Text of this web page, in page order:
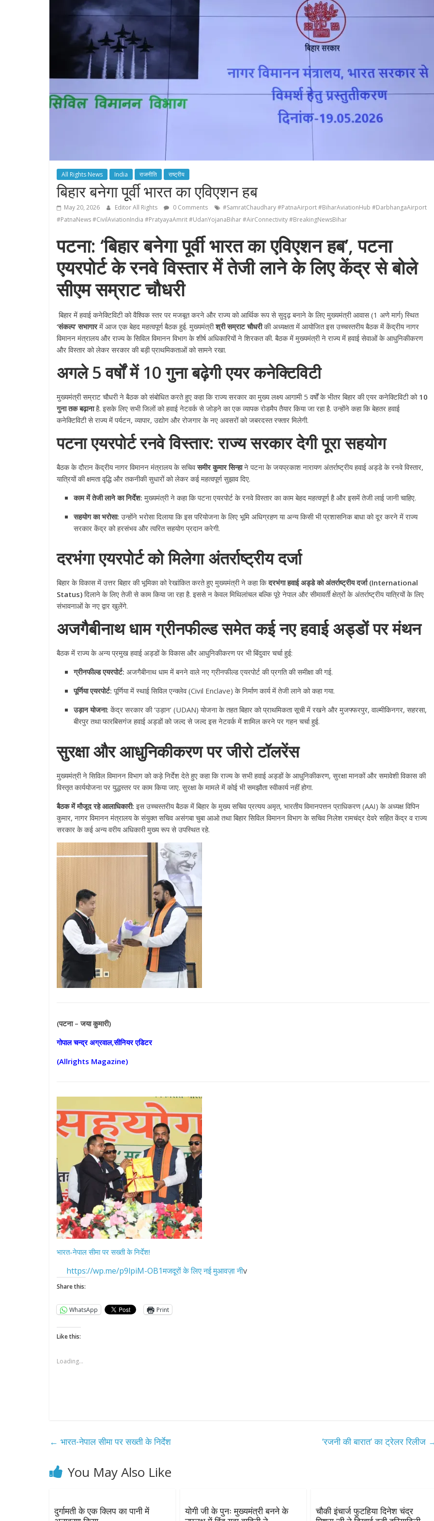
All Rights News India राजनीति राष्ट्रीय
बिहार बनेगा पूर्वी भारत का एविएशन हब
May 20, 2026 Editor All Rights 0 Comments
#SamratChaudhary #PatnaAirport #BiharAviationHub #DarbhangaAirport
#PatnaNews #CivilAviationIndia #PratyayaAmrit #UdanYojanaBihar #AirConnectivity #BreakingNewsBihar
पटना: ‘बिहार बनेगा पूर्वी भारत का एविएशन हब’, पटना
एयरपोर्ट के रनवे विस्तार में तेजी लाने के लिए केंद्र से बोले
सीएम सम्राट चौधरी
बिहार में हवाई कनेक्टिविटी को वैश्विक स्तर पर मजबूत करने और राज्य को आर्थिक रूप से सुदृढ़ बनाने के लिए मुख्यमंत्री आवास (1 अणे मार्ग) स्थित
‘संकल्प’ सभागारमें आज एक बेहद महत्वपूर्ण बैठक हुई. मुख्यमंत्रीश्री सम्राट चौधरीकी अध्यक्षता में आयोजित इस उच्चस्तरीय बैठक में केंद्रीय नागर
विमानन मंत्रालय और राज्य के सिविल विमानन विभाग के शीर्ष अधिकारियों ने शिरकत की. बैठक में मुख्यमंत्री ने राज्य में हवाई सेवाओं के आधुनिकीकरण
और विस्तार को लेकर सरकार की बड़ी प्राथमिकताओं को सामने रखा.
अगले 5 वर्षों में 10 गुना बढ़ेगी एयर कनेक्टिविटी
मुख्यमंत्री सम्राट चौधरी ने बैठक को संबोधित करते हुए कहा कि राज्य सरकार का मुख्य लक्ष्य आगामी 5 वर्षों के भीतर बिहार की एयर कनेक्टिविटी को 10
गुना तक बढ़ानाहै. इसके लिए सभी जिलों को हवाई नेटवर्क से जोड़ने का एक व्यापक रोडमैप तैयार किया जा रहा है. उन्होंने कहा कि बेहतर हवाई
कनेक्टिविटी से राज्य में पर्यटन, व्यापार, उद्योग और रोजगार के नए अवसरों को जबरदस्त रफ्तार मिलेगी.
पटना एयरपोर्ट रनवे विस्तार: राज्य सरकार देगी पूरा सहयोग
बैठक के दौरान केंद्रीय नागर विमानन मंत्रालय के सचिवसमीर कुमार सिन्हाने पटना के जयप्रकाश नारायण अंतर्राष्ट्रीय हवाई अड्डे के रनवे विस्तार,
यात्रियों की क्षमता वृद्धि और तकनीकी सुधारों को लेकर कई महत्वपूर्ण सुझाव दिए.
काम में तेजी लाने का निर्देश: मुख्यमंत्री ने कहा कि पटना एयरपोर्ट के रनवे विस्तार का काम बेहद महत्वपूर्ण है और इसमें तेजी लाई जानी चाहिए.
सहयोग का भरोसा: उन्होंने भरोसा दिलाया कि इस परियोजना के लिए भूमि अधिग्रहण या अन्य किसी भी प्रशासनिक बाधा को दूर करने में राज्य
सरकार केंद्र को हरसंभव और त्वरित सहयोग प्रदान करेगी.
दरभंगा एयरपोर्ट को मिलेगा अंतर्राष्ट्रीय दर्जा
बिहार के विकास में उत्तर बिहार की भूमिका को रेखांकित करते हुए मुख्यमंत्री ने कहा किदरभंगा हवाई अड्डे को अंतर्राष्ट्रीय दर्जा (International
Status)दिलाने के लिए तेजी से काम किया जा रहा है. इससे न केवल मिथिलांचल बल्कि पूरे नेपाल और सीमावर्ती क्षेत्रों के अंतर्राष्ट्रीय यात्रियों के लिए
संभावनाओं के नए द्वार खुलेंगे.
अजगैबीनाथ धाम ग्रीनफील्ड समेत कई नए हवाई अड्डों पर मंथन
बैठक में राज्य के अन्य प्रमुख हवाई अड्डों के विकास और आधुनिकीकरण पर भी बिंदुवार चर्चा हुई:
ग्रीनफील्ड एयरपोर्ट: अजगैबीनाथ धाम में बनने वाले नए ग्रीनफील्ड एयरपोर्ट की प्रगति की समीक्षा की गई.
पूर्णिया एयरपोर्ट: पूर्णिया में स्थाई सिविल एन्क्लेव (Civil Enclave) के निर्माण कार्य में तेजी लाने को कहा गया.
उड़ान योजना: केंद्र सरकार की ‘उड़ान’ (UDAN) योजना के तहत बिहार को प्राथमिकता सूची में रखने और मुजफ्फरपुर, वाल्मीकिनगर, सहरसा,
बीरपुर तथा फारबिसगंज हवाई अड्डों को जल्द से जल्द इस नेटवर्क में शामिल करने पर गहन चर्चा हुई.
सुरक्षा और आधुनिकीकरण पर जीरो टॉलरेंस
मुख्यमंत्री ने सिविल विमानन विभाग को कड़े निर्देश देते हुए कहा कि राज्य के सभी हवाई अड्डों के आधुनिकीकरण, सुरक्षा मानकों और समावेशी विकास की
विस्तृत कार्ययोजना पर युद्धस्तर पर काम किया जाए. सुरक्षा के मामले में कोई भी समझौता स्वीकार्य नहीं होगा.
बैठक में मौजूद रहे आलाधिकारी: इस उच्चस्तरीय बैठक में बिहार के मुख्य सचिव प्रत्यय अमृत, भारतीय विमानपत्तन प्राधिकरण (AAI) के अध्यक्ष विपिन
कुमार, नागर विमानन मंत्रालय के संयुक्त सचिव असंगबा चुबा आओ तथा बिहार सिविल विमानन विभाग के सचिव निलेश रामचंद्र देवरे सहित केंद्र व राज्य
सरकार के कई अन्य वरीय अधिकारी मुख्य रूप से उपस्थित रहे.
(पटना – जया कुमारी)
गोपाल चन्द्र अग्रवाल,सीनियर एडिटर
(Allrights Magazine)
भारत-नेपाल सीमा पर सख्ती के निर्देश!
https://wp.me/p9lpiM-OB1मजदूरों के लिए नई मुआवज़ा नीv
Share this:
WhatsApp Print
Like this:
Loading...
← भारत-नेपाल सीमा पर सख्ती के निर्देश ‘रजनी की बारात’ का ट्रेलर रिलीज
You May Also Like
दुर्गामती के एक क्लिप का पानी में
योगी जी के पुनः मुख्यमंत्री बनने के
चौकी इंचार्ज फुटहिया दिनेश चंद्र
समाजवादी पार्टी ने किया महंगाई के
August 4, 2021 Editor All Rights